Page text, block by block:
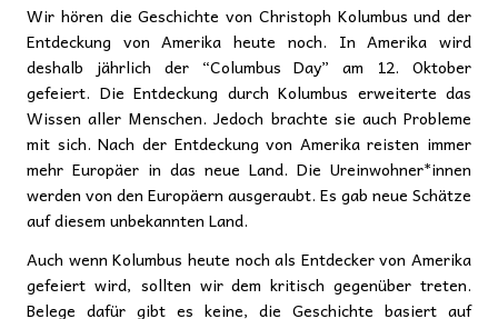
Wir hören die Geschichte von Christoph Kolumbus und der
Entdeckung von Amerika heute noch. In Amerika wird
deshalb jährlich der “Columbus Day” am 12. Oktober
gefeiert. Die Entdeckung durch Kolumbus erweiterte das
Wissen aller Menschen. Jedoch brachte sie auch Probleme
mit sich. Nach der Entdeckung von Amerika reisten immer
mehr Europäer in das neue Land. Die Ureinwohner*innen
werden von den Europäern ausgeraubt. Es gab neue Schätze
auf diesem unbekannten Land.
Auch wenn Kolumbus heute noch als Entdecker von Amerika
gefeiert wird, sollten wir dem kritisch gegenüber treten.
Belege dafür gibt es keine, die Geschichte basiert auf